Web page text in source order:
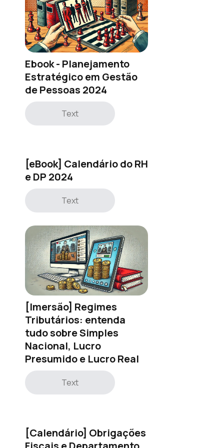
Ebook - Planejamento
Estratégico em Gestão
de Pessoas 2024
Text
[eBook] Calendário do RH
e DP 2024
Text
[Imersão] Regimes
Tributários: entenda
tudo sobre Simples
Nacional, Lucro
Presumido e Lucro Real
Text
[Calendário] Obrigações